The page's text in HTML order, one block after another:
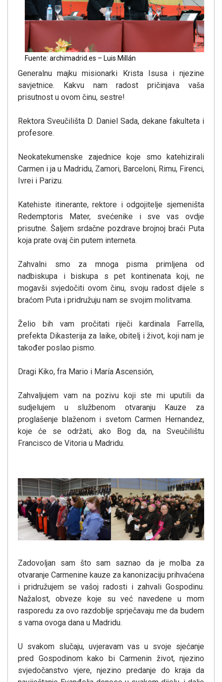
Fuente: archimadrid.es – Luis Millán
Generalnu majku misionarki Krista Isusa i njezine
savjetnice. Kakvu nam radost pričinjava vaša
prisutnost u ovom činu, sestre!
Rektora Sveučilišta D. Daniel Sada, dekane fakulteta i
profesore.
Neokatekumenske zajednice koje smo katehizirali
Carmen i ja u Madridu, Zamori, Barceloni, Rimu, Firenci,
Ivrei i Parizu.
Katehiste itinerante, rektore i odgojitelje sjemeništa
Redemptoris Mater, svećenike i sve vas ovdje
prisutne. Šaljem srdačne pozdrave brojnoj braći Puta
koja prate ovaj čin putem interneta.
Zahvalni smo za mnoga pisma primljena od
nadbiskupa i biskupa s pet kontinenata koji, ne
mogavši svjedočiti ovom činu, svoju radost dijele s
braćom Puta i pridružuju nam se svojim molitvama.
Želio bih vam pročitati riječi kardinala Farrella,
prefekta Dikasterija za laike, obitelj i život, koji nam je
također poslao pismo.
Dragi Kiko, fra Mario i María Ascensión,
Zahvaljujem vam na pozivu koji ste mi uputili da
sudjelujem u službenom otvaranju Kauze za
proglašenje blaženom i svetom Carmen Hernandez,
koje će se održati, ako Bog da, na Sveučilištu
Francisco de Vitoria u Madridu.
Zadovoljan sam što sam saznao da je molba za
otvaranje Carmenine kauze za kanonizaciju prihvaćena
i pridružujem se vašoj radosti i zahvali Gospodinu.
Nažalost, obveze koje su već navedene u mom
rasporedu za ovo razdoblje sprječavaju me da budem
s vama ovoga dana u Madridu.
U svakom slučaju, uvjeravam vas u svoje sjećanje
pred Gospodinom kako bi Carmenin život, njezino
svjedočanstvo vjere, njezino predanje do kraja da